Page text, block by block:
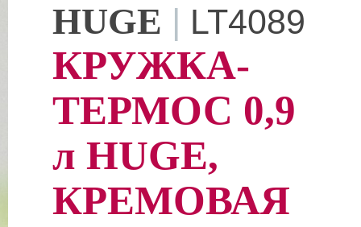
HUGE | LT4089
КРУЖКА-
ТЕРМОС 0,9
л HUGE,
КРЕМОВАЯ